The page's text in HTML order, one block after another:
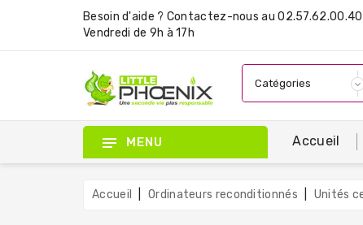
Besoin d'aide ? Contactez-nous au 02.57.62.00.40
Vendredi de 9h à 17h
MENU Accueil
Accueil Ordinateurs reconditionnés Unités